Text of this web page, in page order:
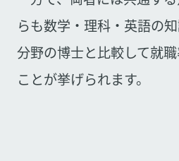
らも数学・理科・英語の
分野の博士と比較して就
ことが挙げられます。